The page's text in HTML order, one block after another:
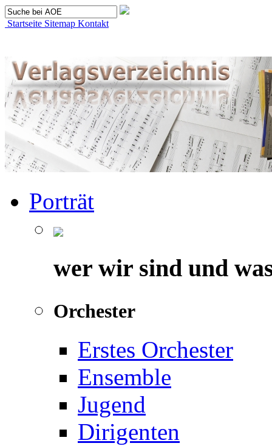
Startseite Sitemap Kontakt
Porträt
wer wir sind und
Orchester
Erstes Orchester
Ensemble
Jugend
Dirigenten